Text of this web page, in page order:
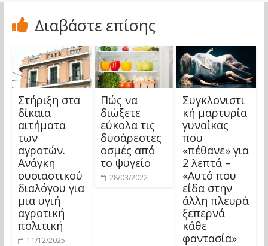
Διαβάστε επίσης
Στήριξη στα
δίκαια
αιτήματα
των
αγροτών.
Ανάγκη
ουσιαστικού
διαλόγου για
μια υγιή
αγροτική
πολιτική
11/12/2025
Πώς να
διώξετε
εύκολα τις
δυσάρεστες
οσμές από
το ψυγείο
28/03/2022
Συγκλονιστι
κή μαρτυρία
γυναίκας
που
«πέθανε» για
2 λεπτά –
«Αυτό που
είδα στην
άλλη πλευρά
ξεπερνά
κάθε
φαντασία»